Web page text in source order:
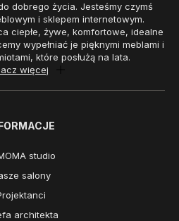
dobrego życia. Jesteśmy czymś
i sklepem internetowym.
ciepłe, żywe, komfortowe, idealne
wypełniać je pięknymi meblami i
które posłużą na lata.
więcej
studio
salony
architekta